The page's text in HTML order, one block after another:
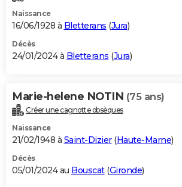
Naissance
16/06/1928 à Bletterans (Jura)
Décès
24/01/2024 à Bletterans (Jura)
Marie-helene NOTIN (75 ans)
Créer une cagnotte obsèques
Naissance
21/02/1948 à Saint-Dizier(Haute-Marne)
Décès
05/01/2024 au Bouscat(Gironde)